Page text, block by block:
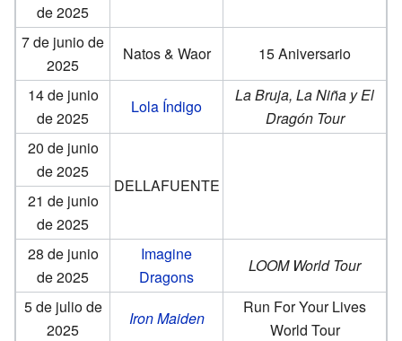
de 2025
7 de junio de
2025
Natos & Waor
15 Aniversario
14 de junio
de 2025
Lola Índigo
La Bruja, La Niña y El
Dragón Tour
20 de junio
de 2025
DELLAFUENTE
21 de junio
de 2025
28 de junio
de 2025
Imagine
Dragons
LOOM World Tour
5 de julio de
2025
Iron Maiden
Run For Your Lives
World Tour